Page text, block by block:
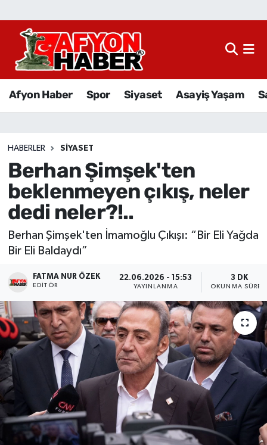
Afyon Haber Spor Siyaset Asayiş Yaşam
HABERLER SIYASET
Berhan Şimşek'ten
beklenmeyen çıkış, neler
dedi neler?!..
Berhan Şimşek'ten İmamoğlu Çıkışı: “Bir Eli Yağda
Bir Eli Baldaydı”
FATMA NUR ÖZEK
EDITÖR
22.06.2026 - 15:53
YAYINLANMA
3 DK
OKUNMA
Afyon Haber
Sağlık
Eğitim
Ekonomi
Magazin
Etkinlikler